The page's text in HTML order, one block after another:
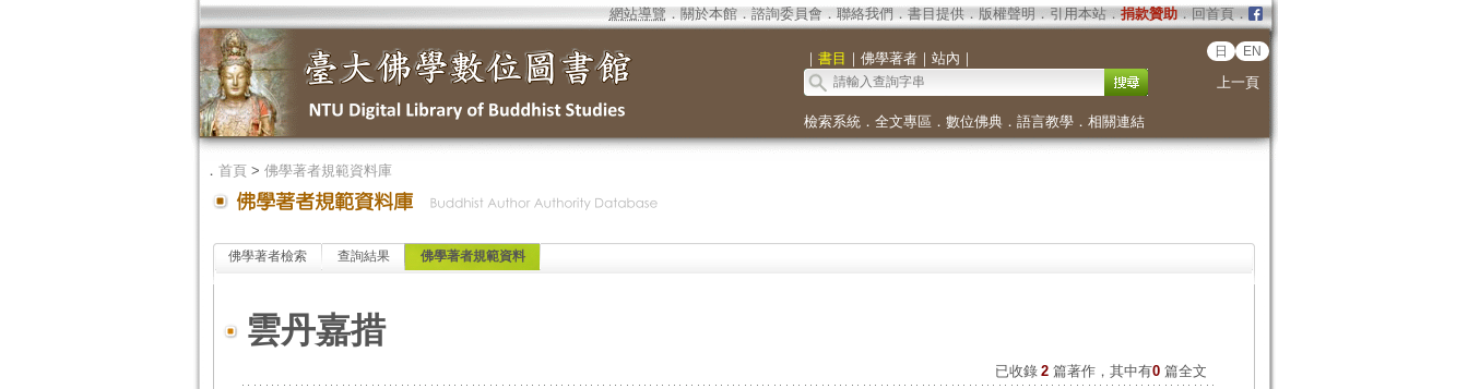
網站導覽 ． 關於本館． 諮詢委員會． 聯絡我們 ． 書目提供． 版權聲明 ． 引用本站． 捐款贊助．回首頁．
｜ 書目 ｜ 佛學著者｜ 站內 ｜ 日 EN
上一頁
檢索系統． 全文專區 ． 數位佛典． 語言教學． 相關連結
． 首頁> 佛學著者規範資料庫
佛學著者檢索 查詢結果 佛學著者規範資料
雲丹嘉措
已收錄 2 篇著作，其中有0篇全文